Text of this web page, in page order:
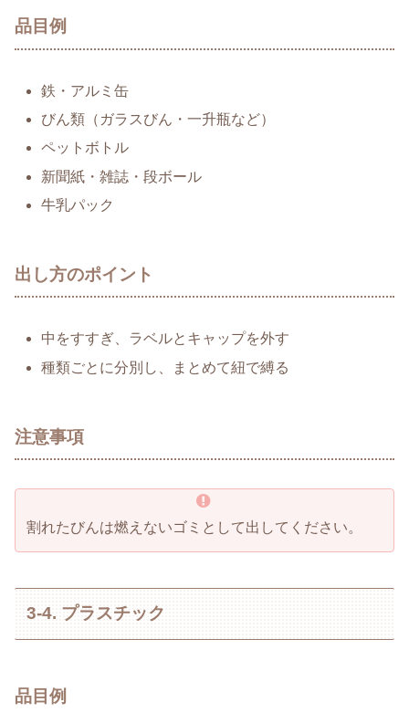
品目例
鉄・アルミ缶
びん類（ガラスびん・一升瓶など）
ペットボトル
新聞紙・雑誌・段ボール
牛乳パック
出し方のポイント
中をすすぎ、ラベルとキャップを外す
種類ごとに分別し、まとめて紐で縛る
注意事項
割れたびんは燃えないゴミとして出してください。
3-4. プラスチック
品目例